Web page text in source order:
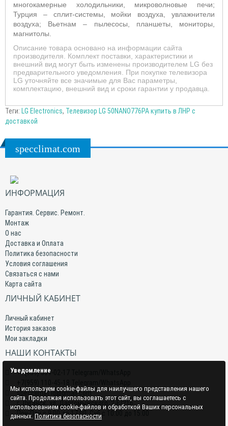
многокамерные холодильники, микроволновые печи;
Турция – сплит-системы, мойки воздуха, увлажнители
воздуха; Вьетнам – пылесосы, планшеты, мониторы,
магнитолы.
Описание товара основано на информации сайта
производителя. Комплект поставки, характеристики и
внешний вид могут быть изменены производителем LG без
предварительного уведомления. При покупке телевизора
LG уточняйте все значимые для Вас параметры,
комплектацию, внешний вид и сроки гарантии у продавца.
Теги: LG Electronics, Телевизор LG 50NANO776PA купить в ЛНР с
доставкой
specclimat.com
ИНФОРМАЦИЯ
Гарантия. Сервис. Ремонт.
Монтаж
О нас
Доставка и Оплата
Политика безопасности
Условия соглашения
Связаться с нами
Карта сайта
ЛИЧНЫЙ КАБИНЕТ
Личный кабинет
История заказов
Мои закладки
НАШИ КОНТАКТЫ
+7(959) 509-02-17 Telegram/WhatsApp
specclimat.lg@gmail.com
г. Луганск, ул. Даргомыжского, 2-Е/216
Пон-Птн с 9:00 до 17:00; Суб с 10:00 до 15:00
Уведомление
Мы используем cookie-файлы для наилучшего представления нашего
сайта. Продолжая использовать этот сайт, вы соглашаетесь с
использованием cookie-файлов и обработкой Ваших персональных
данных. Политика безопасности